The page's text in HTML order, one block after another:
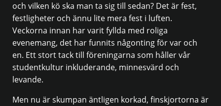
och vilken kö ska man ta sig till sedan? Det är fest,
festligheter och ännu lite mera fest i luften.
Veckorna innan har varit fyllda med roliga
evenemang, det har funnits någonting för var och
en. Ett stort tack till föreningarna som håller vår
studentkultur inkluderande, minnesvärd och
levande.
Men nu är skumpan äntligen korkad, finskjortorna är